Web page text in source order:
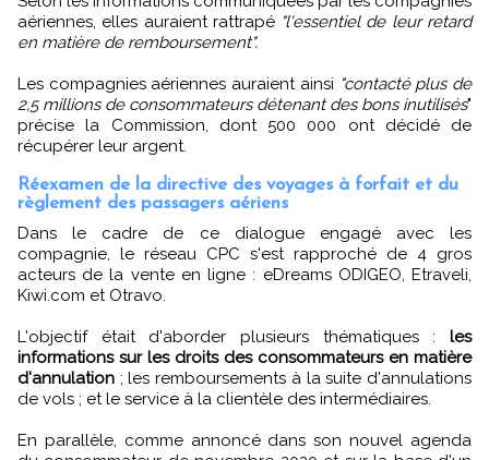
aériennes, elles auraient rattrapé "l'essentiel de leur retard
en matière de remboursement".
Les compagnies aériennes auraient ainsi "contacté plus de
2,5 millions de consommateurs détenant des bons inutilisés"
précise la Commission, dont 500 000 ont décidé de
récupérer leur argent.
Réexamen de la directive des voyages à forfait et du
règlement des passagers aériens
Dans le cadre de ce dialogue engagé avec les
compagnie, le réseau CPC s'est rapproché de 4 gros
acteurs de la vente en ligne : eDreams ODIGEO, Etraveli,
Kiwi.com et Otravo.
L'objectif était d'aborder plusieurs thématiques : les
informations sur les droits des consommateurs en matière
d'annulation ; les remboursements à la suite d'annulations
de vols ; et le service à la clientèle des intermédiaires.
En parallèle, comme annoncé dans son nouvel agenda